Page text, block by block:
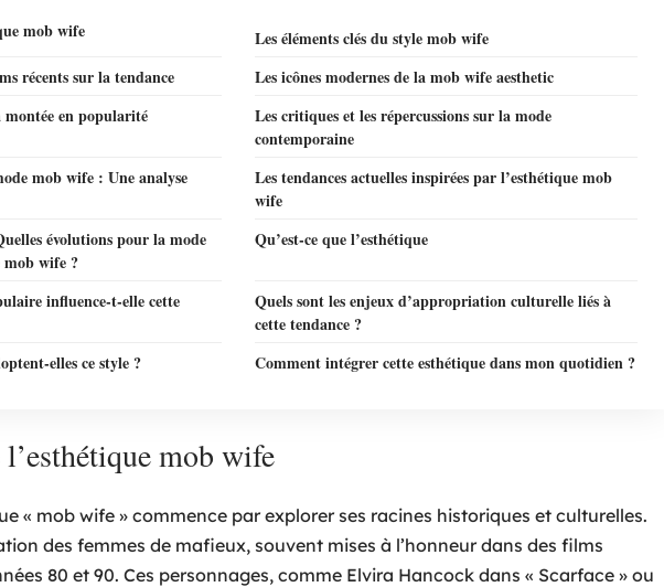
mob wife
Les éléments clés du style mob wife
récents sur la tendance
Les icônes modernes de la mob wife aesthetic
montée en popularité
Les critiques et les répercussions sur la mode
contemporaine
mob wife : Une analyse
Les tendances actuelles inspirées par l’esthétique mob
wife
évolutions pour la mode
mob wife ?
Qu’est-ce que l’esthétique
influence-t-elle cette
Quels sont les enjeux d’appropriation culturelle liés à
cette tendance ?
elles ce style ?
Comment intégrer cette esthétique dans mon quotidien ?
mob wife
« mob wife » commence par explorer ses racines historiques et culturelles.
des femmes de mafieux, souvent mises à l’honneur dans des films
80 et 90. Ces personnages, comme Elvira Hancock dans « Scarface » ou